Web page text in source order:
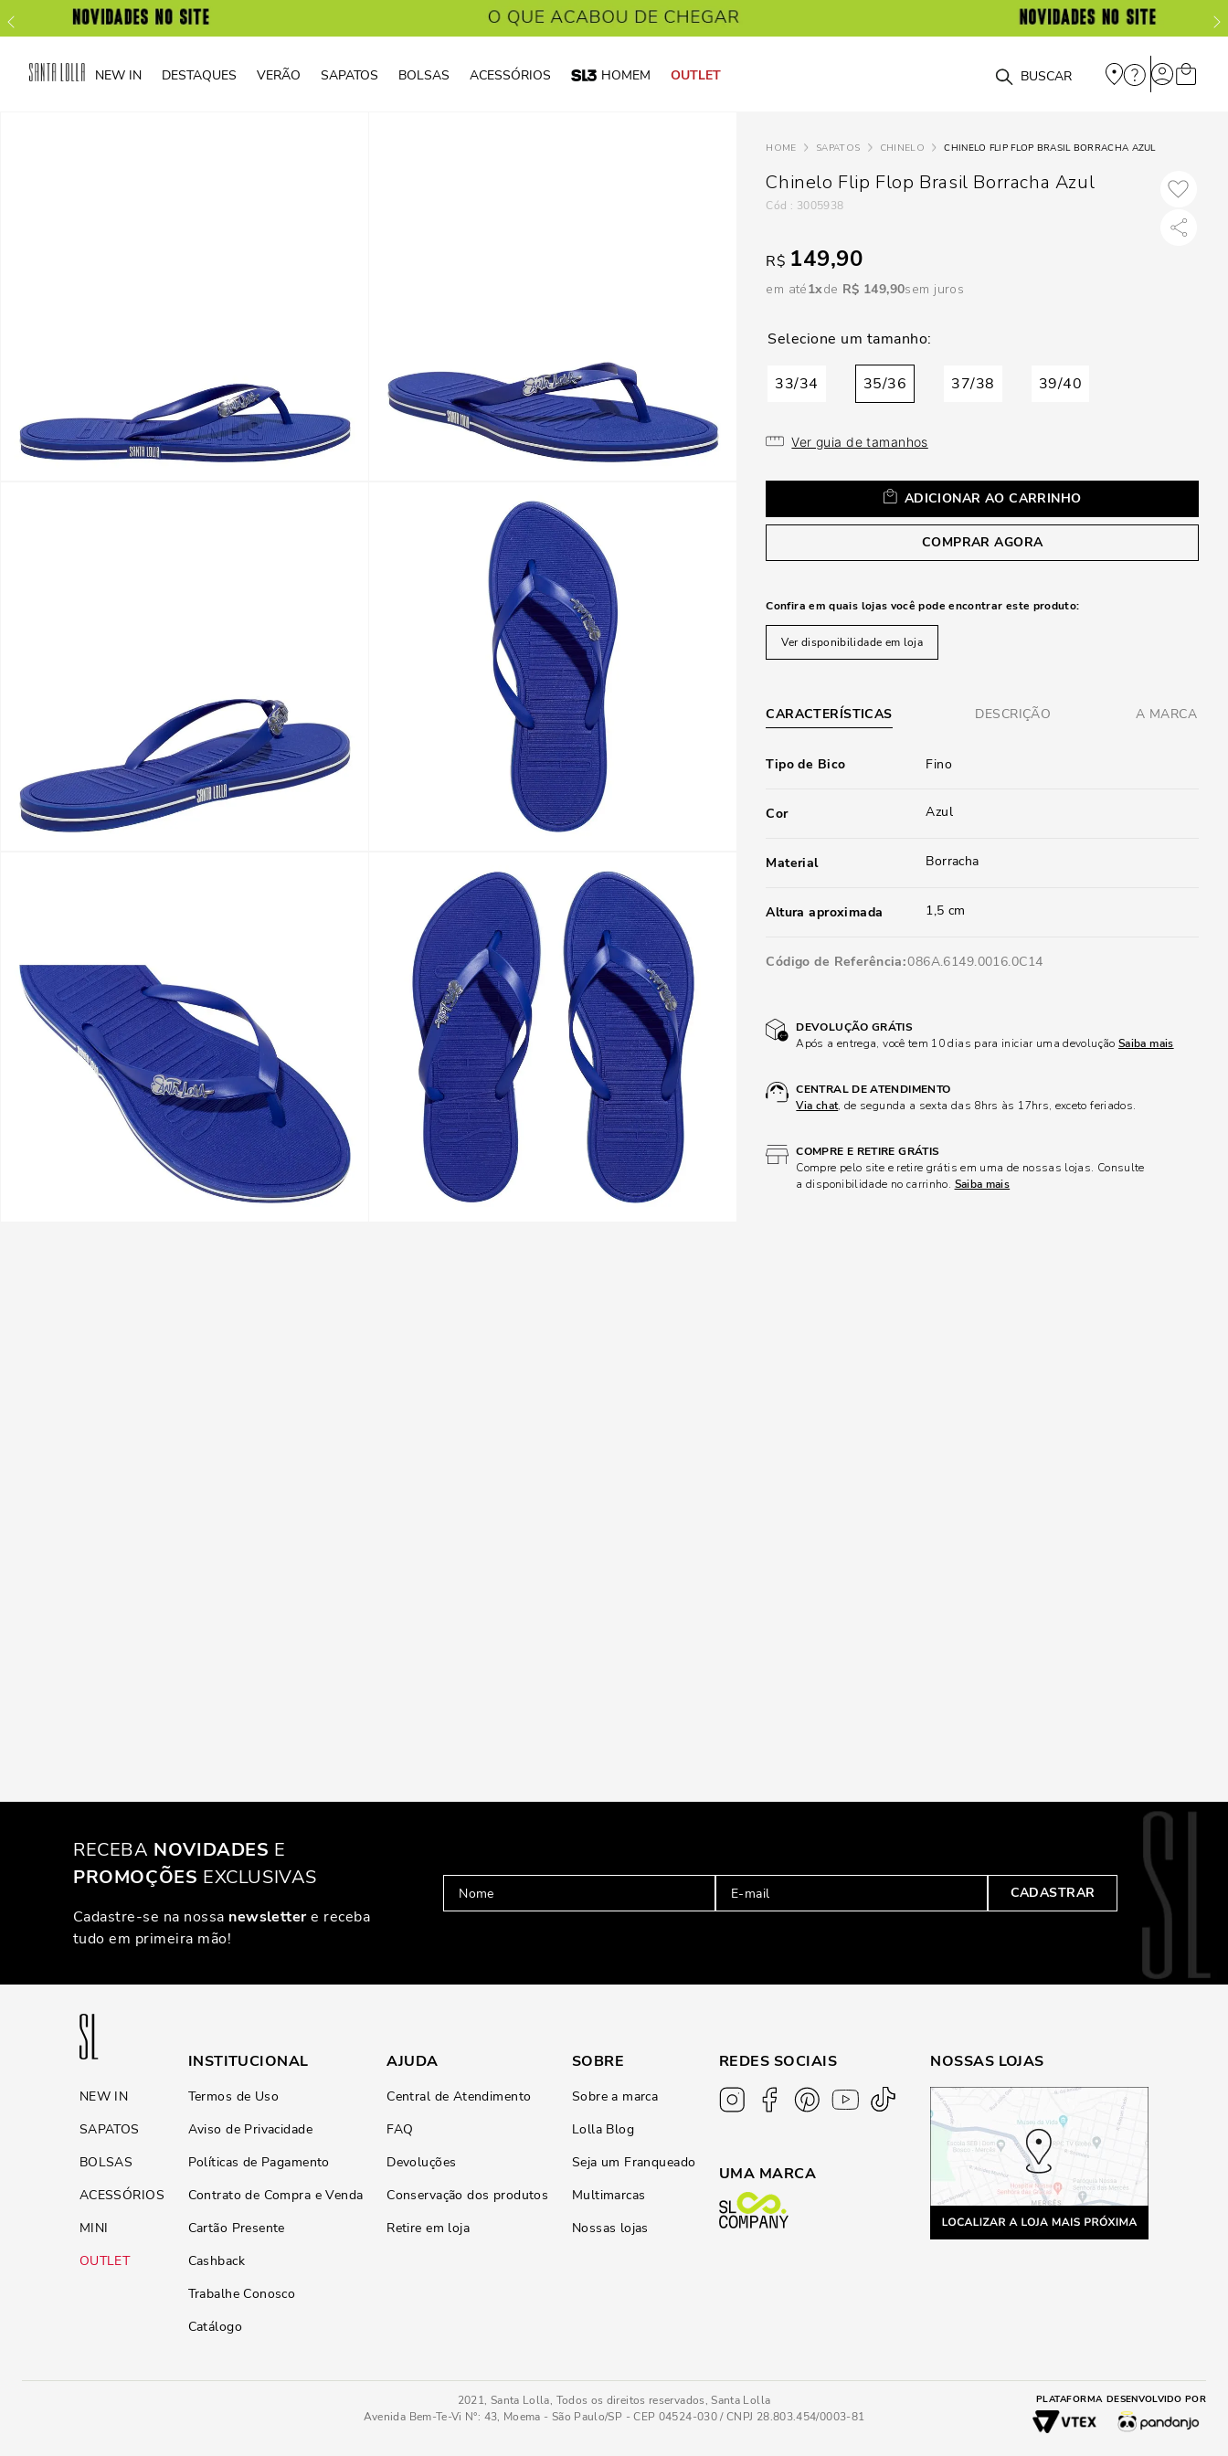
NEW IN DESTAQUES VERÃO SAPATOS BOLSAS ACESSÓRIOS HOMEM OUTLET O que você está procurando?
SAPATOS CHINELO CHINELO FLIP FLOP BRASIL BORRACHA AZUL
Chinelo Flip Flop Brasil Borracha Azul
: 3005938
R$ 149,90
em até1 R$ 149,90sem juros
33/34 35/36 37/38 39/40
Ver guia de tamanhos
ADICIONAR AO CARRINHO
COMPRAR AGORA
Confira em quais lojas você pode encontrar este produto:
Ver disponibilidade em loja
CARACTERÍSTICAS DESCRIÇÃO A MARCA
Tipo de Bico Fino
Cor Azul
Material Borracha
Altura aproximada 1,5 cm
Código de Referência 086A.6149.0016.0C14
DEVOLUÇÃO GRÁTIS
Após a entrega, você tem 10 dias para iniciar uma devolução Saiba mais
CENTRAL DE ATENDIMENTO
Via chat, de segunda a sexta das 8hrs às 17hrs, exceto feriados.
COMPRE E RETIRE GRÁTIS
Compre pelo site e retire grátis em uma de nossas lojas. Consulte
a disponibilidade no carrinho. Saiba mais
RECEBA NOVIDADES E
PROMOÇÕES EXCLUSIVAS
Cadastre-se na nossa newslettere receba
tudo em primeira mão!
CADASTRAR
NEW IN
SAPATOS
BOLSAS
ACESSÓRIOS
MINI
OUTLET
INSTITUCIONAL
Termos de Uso
Aviso de Privacidade
Políticas de Pagamento
Contrato de Compra e Venda
Cartão Presente
Cashback
Trabalhe Conosco
Catálogo
AJUDA
Central de Atendimento
FAQ
Devoluções
Conservação dos produtos
Retire em loja
SOBRE
Sobre a marca
Lolla Blog
Seja um Franqueado
Multimarcas
Nossas lojas
REDES SOCIAIS
UMA MARCA
NOSSAS LOJAS
2021, Santa Lolla, Todos os direitos reservados, Santa Lolla
Avenida Bem-Te-Vi N°: 43, Moema - São Paulo/SP - CEP 04524-030 / CNPJ 28.803.454/0003-81
PLATAFORMA DESENVOLVIDO POR